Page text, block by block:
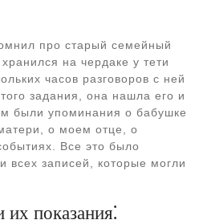
про старый семейный
на чердаке у тети
часов разговоров с ней
задания, она нашла его и
были упоминания о бабушке
о моем отце, о
Все это было
всех записей, которые могли
показания⁚